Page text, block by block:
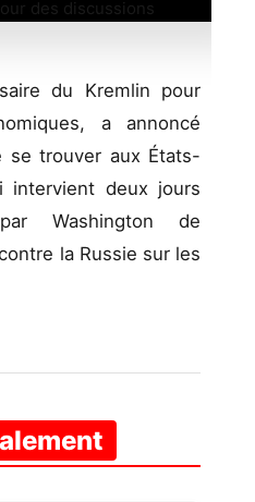
du Kremlin pour
a annoncé
se trouver aux États-
intervient deux jours
Washington de
la Russie sur les